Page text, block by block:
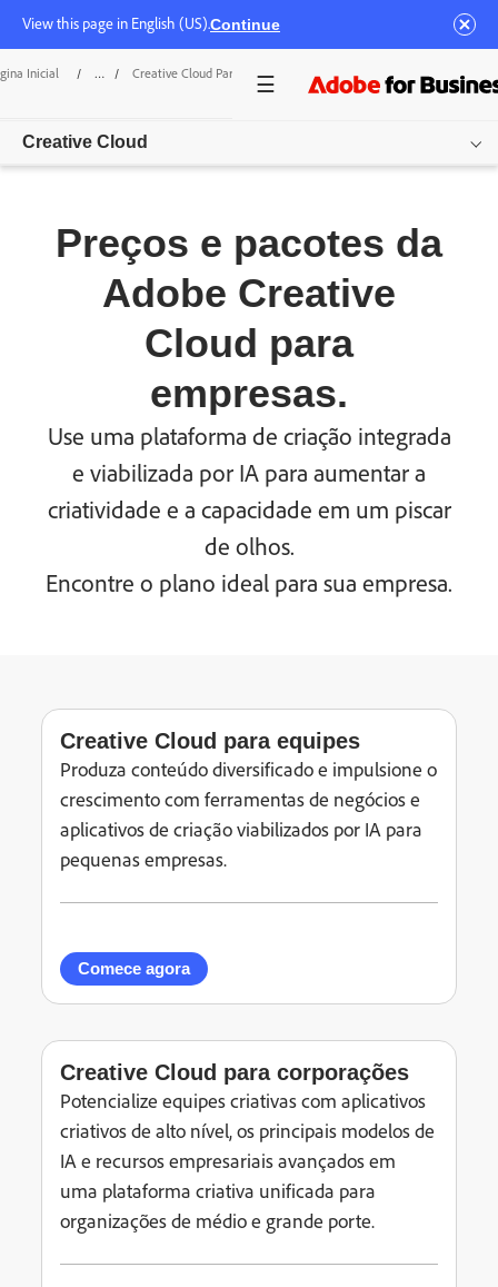
View this page in English (US).Continue
Inicial / Creative Cloud Para Empresas Preços
Creative Cloud
Case de sucesso
Preços e pacotes da
Adobe Creative
Cloud para
empresas.
Use uma plataforma de criação integrada
e viabilizada por IA para aumentar a
criatividade e a capacidade em um piscar
de olhos.
Encontre o plano ideal para sua empresa.
Creative Cloud para equipes
Produza conteúdo diversificado e impulsione o
crescimento com ferramentas de negócios e
aplicativos de criação viabilizados por IA para
pequenas empresas.
Comece agora
Creative Cloud para corporações
Potencialize equipes criativas com aplicativos
criativos de alto nível, os principais modelos de
IA e recursos empresariais avançados em
uma plataforma criativa unificada para
organizações de médio e grande porte.